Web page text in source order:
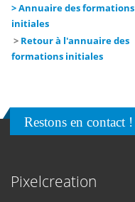
> Annuaire des formations
initiales
> Retour à l'annuaire des
formations initiales
Restons en contact !
Pixelcreation